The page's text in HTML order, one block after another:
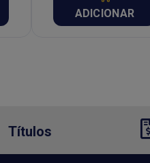
ADICIONAR
Títulos